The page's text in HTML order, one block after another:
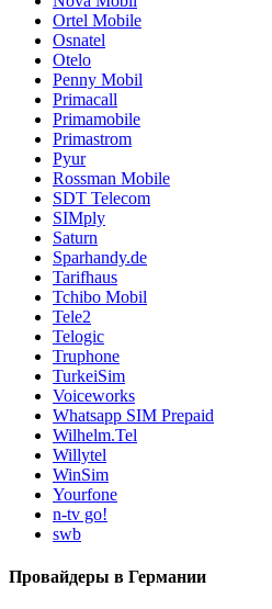
Ortel Mobile
Osnatel
Otelo
Penny Mobil
Primacall
Primamobile
Primastrom
Pyur
Rossman Mobile
SDT Telecom
SIMply
Saturn
Sparhandy.de
Tarifhaus
Tchibo Mobil
Tele2
Telogic
Truphone
TurkeiSim
Voiceworks
Whatsapp SIM Prepaid
Wilhelm.Tel
Willytel
WinSim
Yourfone
n-tv go!
swb
Провайдеры в Германии